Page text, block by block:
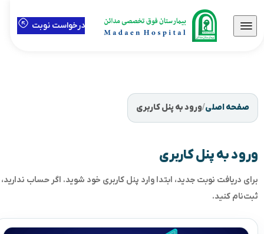
درخواست نوبت
صفحه اصلی/ورود به پنل کاربری
ورود به پنل کاربری
برای دریافت نوبت جدید، ابتدا وارد پنل کاربری خود شوید. اگر حساب ندارید،
ثبت‌نام کنید.